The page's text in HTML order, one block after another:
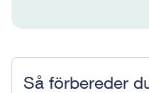
Så förbereder